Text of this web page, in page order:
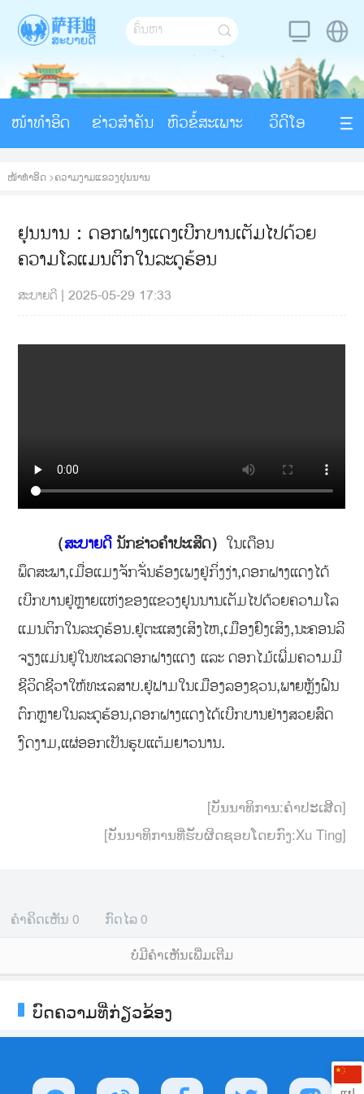
ໜ້າທຳອິດ ຂ່າວສຳຄັນ ຫົວຂໍ້ສະເພາະ ວິດີໂອ
ໜ້າທຳອິດ >ຄວາມງາມແຂວງຢຸນນານ
ຢຸນນານ：ດອກຝາງແດງເບີກບານເຕັມໄປດ້ວຍ
ຄວາມໂລແມນຕິກໃນລະດູຮ້ອນ
ສະບາຍດີ |2025-05-29 17:33
（ສະບາຍດີ ນັກຂ່າວຄຳປະເສີດ） ໃນເດືອນ
ພຶດສະພາ,ເມື່ອແມງຈັກຈັ່ນຮ້ອງເພງຢູ່ກິ່ງງ່າ,ດອກຝາງແດງໄດ້
ເບີກບານຢູ່ຫຼາຍແຫ່ງຂອງແຂວງຢຸນນານເຕັມໄປດ້ວຍຄວາມໂລ
ແມນຕິກໃນລະດູຮ້ອນ.ຢູ່ຕະແສງເສິງໄຫ,ເມືອງຢົງເສິງ,ນະຄອນລີ
ຈຽງແມ່ນຢູ່ໃນທະເລດອກຝາງແດງ ແລະ ດອກໄມ້ເພີ່ມຄວາມມີ
ຊີວິດຊີວາໃຫ້ທະເລສາບ.ຢູ່ຟາມໃນເມືອງລອງຊວນ,ພາຍຫຼັງຝົນ
ຕົກຫຼາຍໃນລະດູຮ້ອນ,ດອກຝາງແດງໄດ້ເບີກບານຢ່າງສວຍສົດ
ງົດງາມ,ແຜ່ອອກເປັນຮູບແຕ້ມຍາວນານ.
[ບັນນາທິການ:ຄຳປະເສີດ]
[ບັນນາທິການທີ່ຮັບຜິດຊອບໂດຍກົງ:Xu Ting]
ຄຳຄິດເຫັນ 0 ກົດໄລ 0
ບໍ່ມີຄໍາເຫັນເພີ່ມເຕີມ
ບົດຄວາມທີ່ກ່ຽວຂ້ອງ